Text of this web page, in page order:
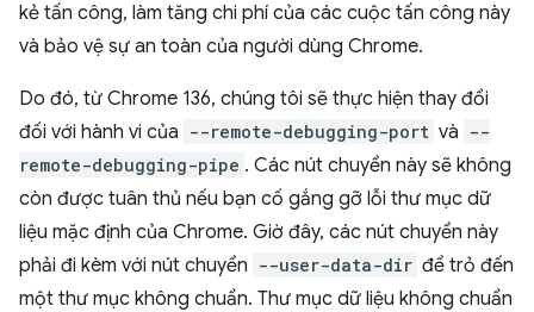
kẻ tấn công, làm tăng chi phí của các cuộc tấn công này
và bảo vệ sự an toàn của người dùng Chrome.
Do đó, từ Chrome 136, chúng tôi sẽ thực hiện thay đổi
đối với hành vi của --remote-debugging-port và --
remote-debugging-pipe . Các nút chuyển này sẽ không
còn được tuân thủ nếu bạn cố gắng gỡ lỗi thư mục dữ
liệu mặc định của Chrome. Giờ đây, các nút chuyển này
phải đi kèm với nút chuyển --user-data-dir để trỏ đến
một thư mục không chuẩn. Thư mục dữ liệu không chuẩn